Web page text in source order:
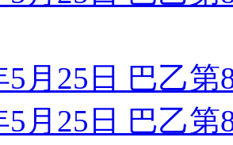
5月25日 巴乙
5月25日 巴乙